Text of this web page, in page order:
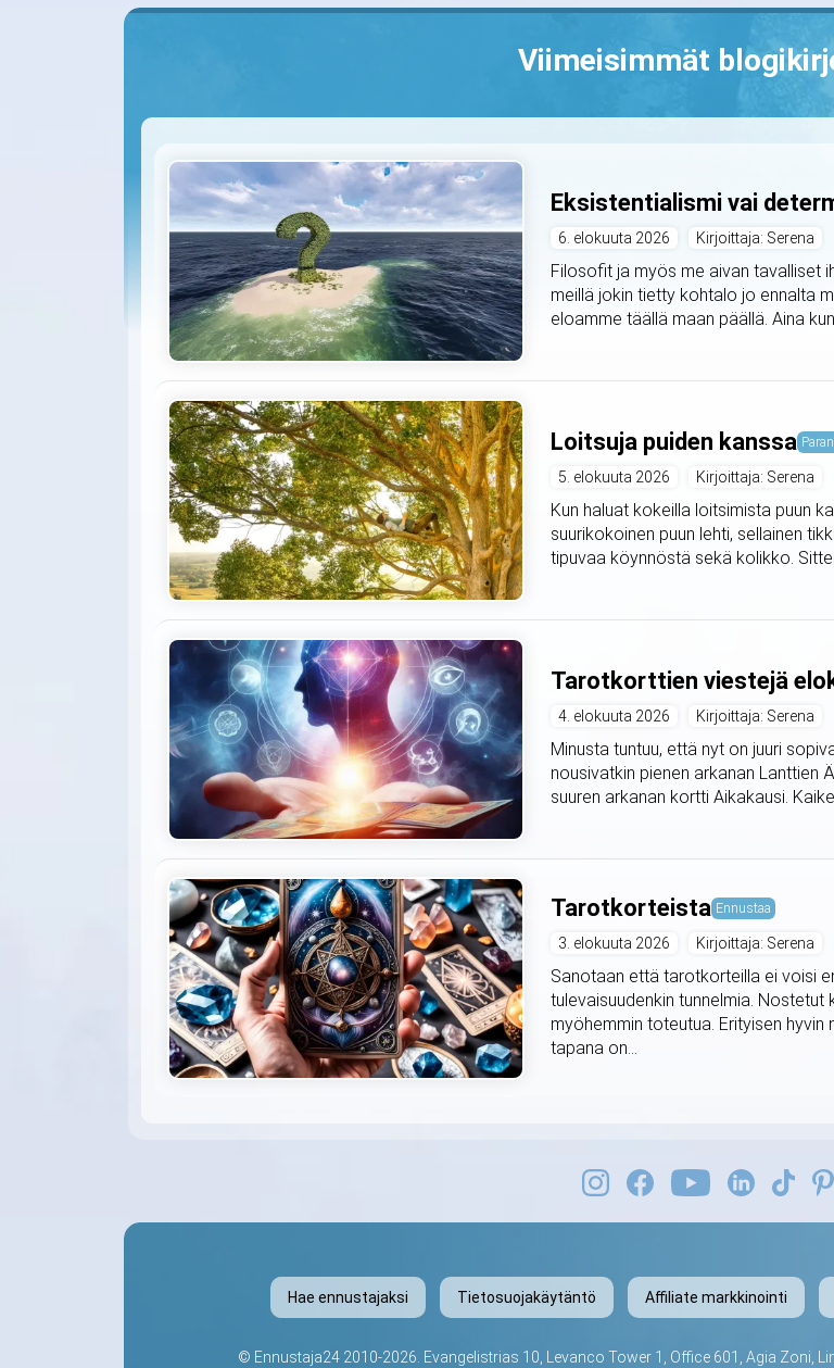
Viimeisimmät
Eksistentialismi vai
6. elokuuta 2026 Kirjoittaja: Serena
Filosofit ja myös me aivan tavalliset
meillä jokin tietty kohtalo jo ennalta
eloamme täällä maan päällä. Aina
Loitsuja puiden kanssa
5. elokuuta 2026 Kirjoittaja: Serena
Kun haluat kokeilla loitsimista puun
suurikokoinen puun lehti, sellainen
tipuvaa köynnöstä sekä kolikko.
Tarotkorttien viestejä
4. elokuuta 2026 Kirjoittaja: Serena
Minusta tuntuu, että nyt on juuri
nousivatkin pienen arkanan Lanttien
suuren arkanan kortti Aikakausi.
Tarotkorteista Ennustaa
3. elokuuta 2026 Kirjoittaja: Serena
Sanotaan että tarotkorteilla ei voisi
tulevaisuudenkin tunnelmia.
myöhemmin toteutua. Erityisen
tapana on...
Hae ennustajaksi Tietosuojakäytäntö Affiliate markkinointi
© Ennustaja24 2010-2026. Evangelistrias 10, Levanco Tower 1, Office 601, Agia Zoni,